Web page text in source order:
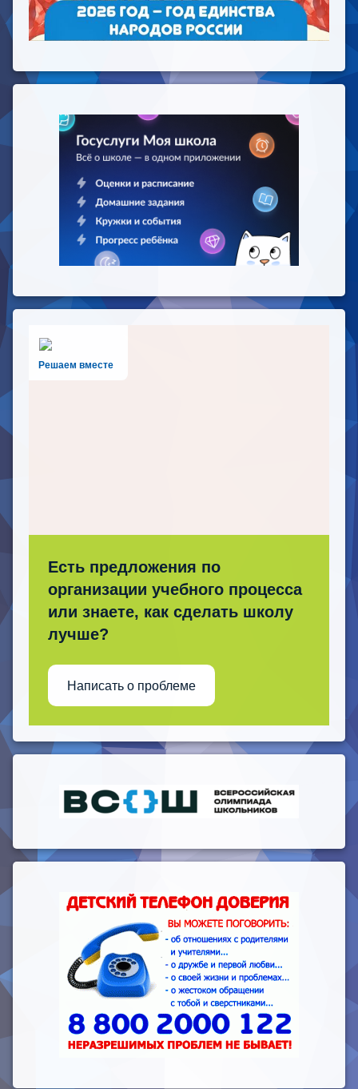
Решаем вместе
Есть предложения по
организации учебного процесса
или знаете, как сделать школу
лучше?
Написать о проблеме